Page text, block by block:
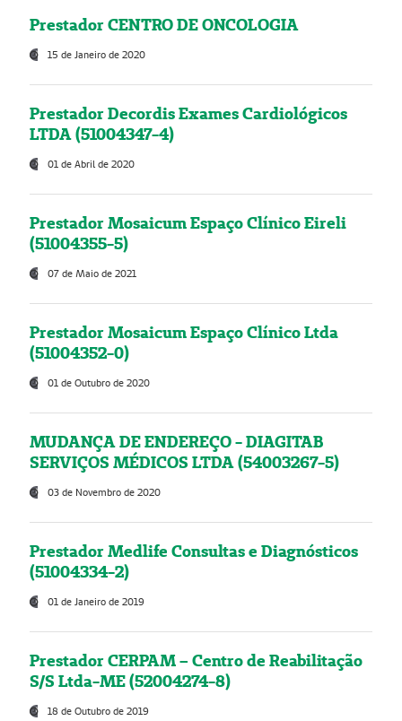
Prestador CENTRO DE ONCOLOGIA
15 de Janeiro de 2020
Prestador Decordis Exames Cardiológicos
LTDA (51004347-4)
01 de Abril de 2020
Prestador Mosaicum Espaço Clínico Eireli
(51004355-5)
07 de Maio de 2021
Prestador Mosaicum Espaço Clínico Ltda
(51004352-0)
01 de Outubro de 2020
MUDANÇA DE ENDEREÇO - DIAGITAB
SERVIÇOS MÉDICOS LTDA (54003267-5)
03 de Novembro de 2020
Prestador Medlife Consultas e Diagnósticos
(51004334-2)
01 de Janeiro de 2019
Prestador CERPAM – Centro de Reabilitação
S/S Ltda-ME (52004274-8)
18 de Outubro de 2019